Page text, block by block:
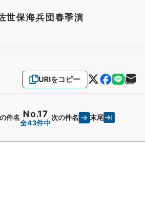
世保海兵団春季演
URIをコピー
件名 No.17
全43件中
次の件名 末尾